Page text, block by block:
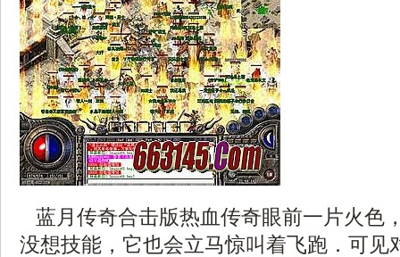
蓝月传奇合击版热血传奇眼前一片火色
没想技能，它也会立马惊叫着飞跑．可见